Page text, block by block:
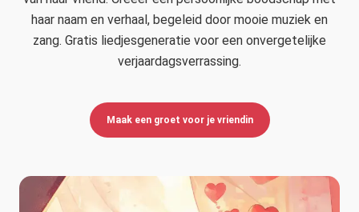
haar naam en verhaal, begeleid door mooie muziek en
zang. Gratis liedjesgeneratie voor een onvergetelijke
verjaardagsverrassing.
Maak een groet voor je vriendin